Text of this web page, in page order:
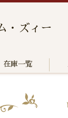
・ズィー
在庫一覧